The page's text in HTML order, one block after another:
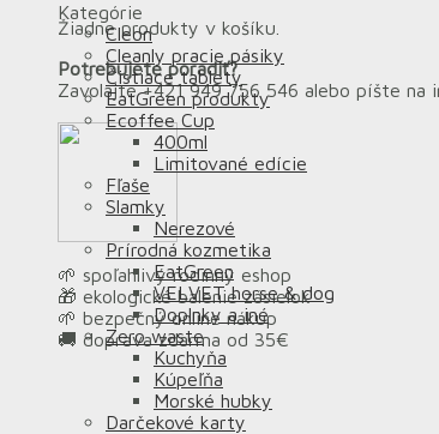
Žiadne produkty v košíku.
Potrebujete poradiť?
Zavolajte +421 949 756 546 alebo píšte na
🌱 spoľahlivý rodinný eshop
🎁 ekologické balenie zásielok
🌱 bezpečný online nákup
🚚 doprava zdarma od 35€
Kategórie
Cleon
Cleanly pracie pásiky
Čistiace tablety
EatGreen produkty
Ecoffee Cup
400ml
Limitované edície
Fľaše
Slamky
Nerezové
Prírodná kozmetika
EatGreen
VELVET horse & dog
Doplnky a iné
Zero waste
Kuchyňa
Kúpeľňa
Morské hubky
Darčekové karty